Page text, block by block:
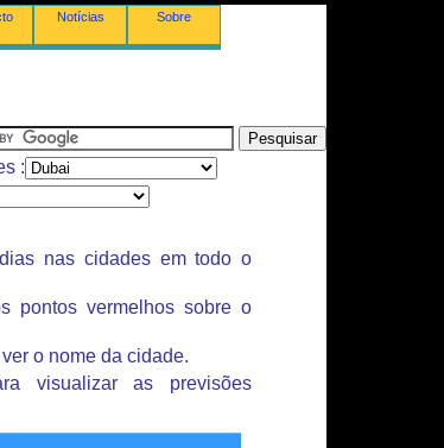
Notícias Sobre
:
nas cidades em todo o
pontos vermelhos sobre o
o nome da cidade.
visualizar as previsões